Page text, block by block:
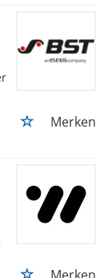
Merken